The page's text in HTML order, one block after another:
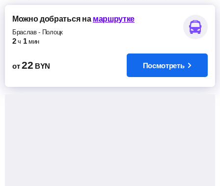
Можно добратьсяна маршрутке
Браслав- Полоцк
2 ч 1 мин
от 22 BYN Посмотреть